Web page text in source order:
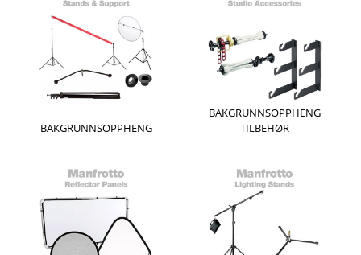
BAKGRUNNSOPPHENG
BAKGRUNNSOPPHENG
TILBEHØR